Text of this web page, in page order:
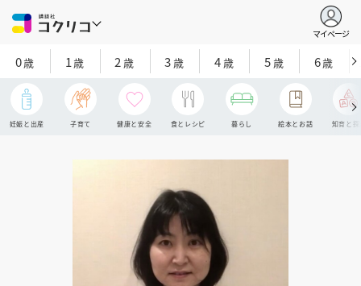
マイページ
0歳 1歳 2 歳 3歳 4歳 5歳 6歳
妊娠と出産 子育て 健康と安全 食とレシピ 暮らし 絵本とお話 知育と探